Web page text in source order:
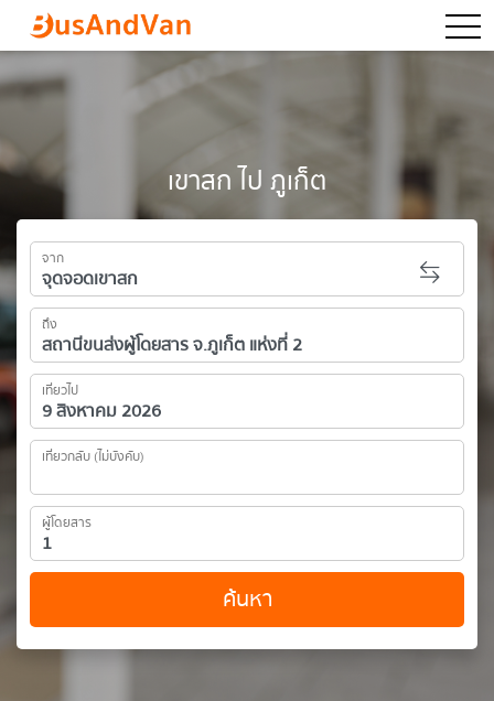
เขาสก ไป ภูเก็ต
จาก
ถึง
เที่ยวไป
เที่ยวกลับ (ไม่บังคับ)
ผู้โดยสาร
ค้นหา